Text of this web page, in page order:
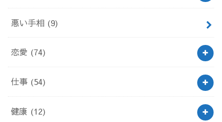
悪い手相 (9)
恋愛 (74)
仕事 (54)
健康 (12)